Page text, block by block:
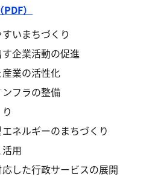
）
いまちづくり
企業活動の促進
業の活性化
フラの整備
ネルギーのまちづくり
用
応した行政サービスの展開